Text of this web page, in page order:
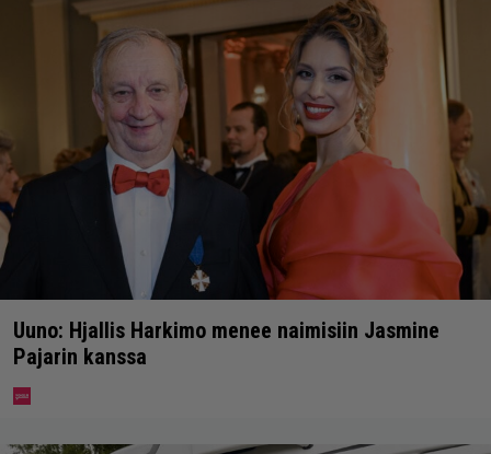
Uuno: Hjallis Harkimo menee naimisiin Jasmine
Pajarin kanssa